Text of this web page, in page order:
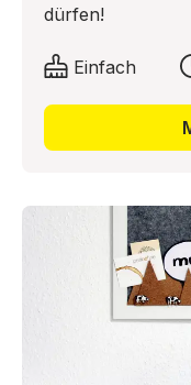
dürfen!
genau das
unseren Kürbis
nachmachen
Einfach